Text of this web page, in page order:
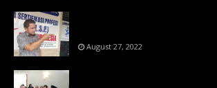
August 27, 2022